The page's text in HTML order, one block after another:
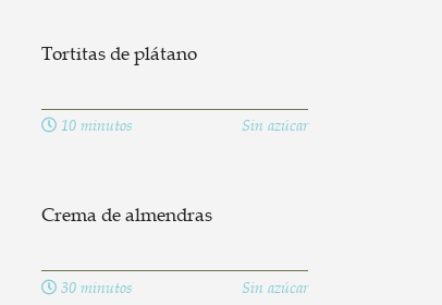
Tortitas de plátano
10 minutos Sin azúcar
Crema de almendras
30 minutos Sin azúcar